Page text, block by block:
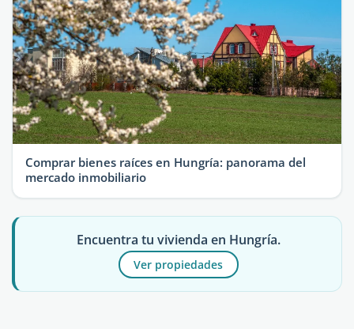
Comprar bienes raíces en Hungría: panorama del
mercado inmobiliario
Encuentra tu vivienda en Hungría.
Ver propiedades